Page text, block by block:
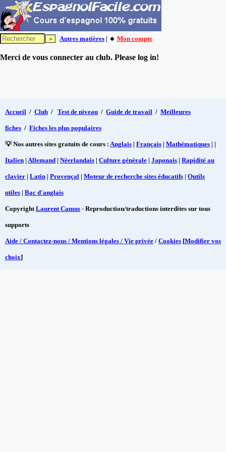
Autres matières | 🔸 Mon compte
Merci de vous connecter au club. Please log in!
Accueil / Club / Test de niveau / Guide de travail / Meilleures
fiches / Fiches les plus populaires
💡 Nos autres sites gratuits de cours : Anglais | Français | Mathématiques | |
Italien | Allemand | Néerlandais | Culture générale | Japonais | Rapidité au
clavier | Latin | Provençal | Moteur de recherche sites éducatifs | Outils
utiles | Bac d'anglais
CopyrightLaurent Camus - Reproduction/traductions interdites sur tous
supports
Aide / Contactez-nous / Mentions légales / Vie privée / Cookies [Modifier vos
choix]